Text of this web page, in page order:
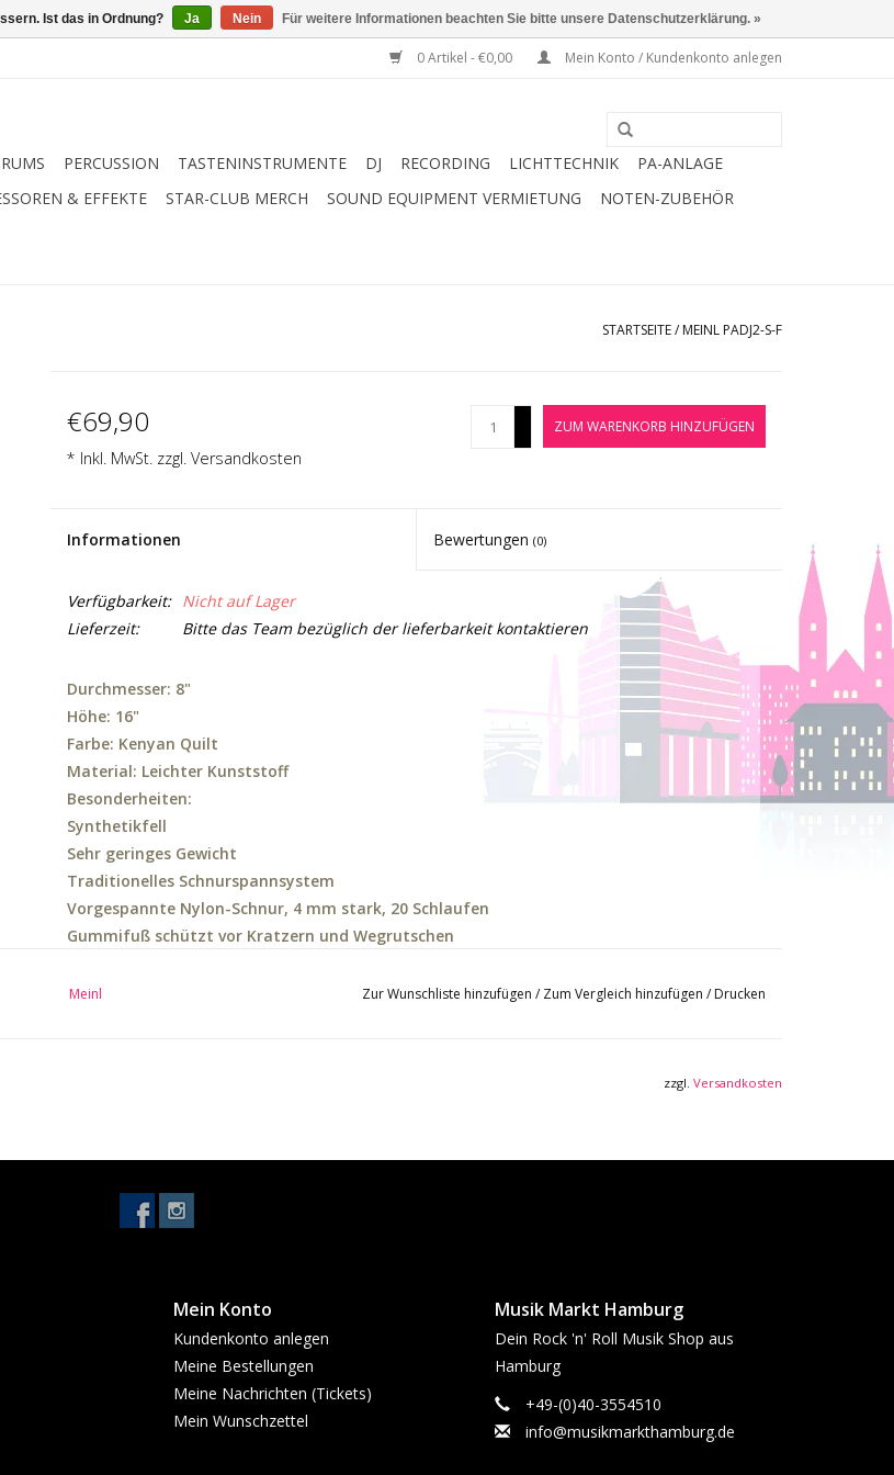
0 Artikel - €0,00 Mein Konto / Kundenkonto anlegen
PERCUSSION TASTENINSTRUMENTE DJ RECORDING LICHTTECHNIK
PA-ANLAGE
& EFFEKTE STAR-CLUB MERCH SOUND EQUIPMENT VERMIETUNG
NOTEN-ZUBEHÖR
STARTSEITE/ MEINL PADJ2-S-F
€69,90
* Inkl. MwSt. zzgl. Versandkosten
ZUM WARENKORB HINZUFÜGEN
Informationen Bewertungen(0)
Verfügbarkeit:
Nicht auf Lager
Lieferzeit:
Bitte das Team bezüglich der lieferbarkeit kontaktieren
Durchmesser: 8"
Höhe: 16"
Farbe: Kenyan Quilt
Material: Leichter Kunststoff
Besonderheiten:
Synthetikfell
Sehr geringes Gewicht
Traditionelles Schnurspannsystem
Vorgespannte Nylon-Schnur, 4 mm stark, 20 Schlaufen
Gummifuß schützt vor Kratzern und Wegrutschen
Meinl Zur Wunschliste hinzufügen / Zum Vergleich hinzufügen / Drucken
zzgl. Versandkosten
Mein Konto
Kundenkonto anlegen
Meine Bestellungen
Meine Nachrichten (Tickets)
Mein Wunschzettel
Musik Markt Hamburg
Dein Rock 'n' Roll Musik Shop aus
Hamburg
+49-(0)40-3554510
info@musikmarkthamburg.de
Ist das in Ordnung? Ja Nein Für weitere Informationen beachten Sie bitte unsere Datenschutzerklärung. »